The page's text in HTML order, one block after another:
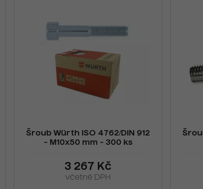
Šroub Würth ISO 4762/DIN 912
- M10x50 mm - 300 ks
3 267 Kč
včetně DPH